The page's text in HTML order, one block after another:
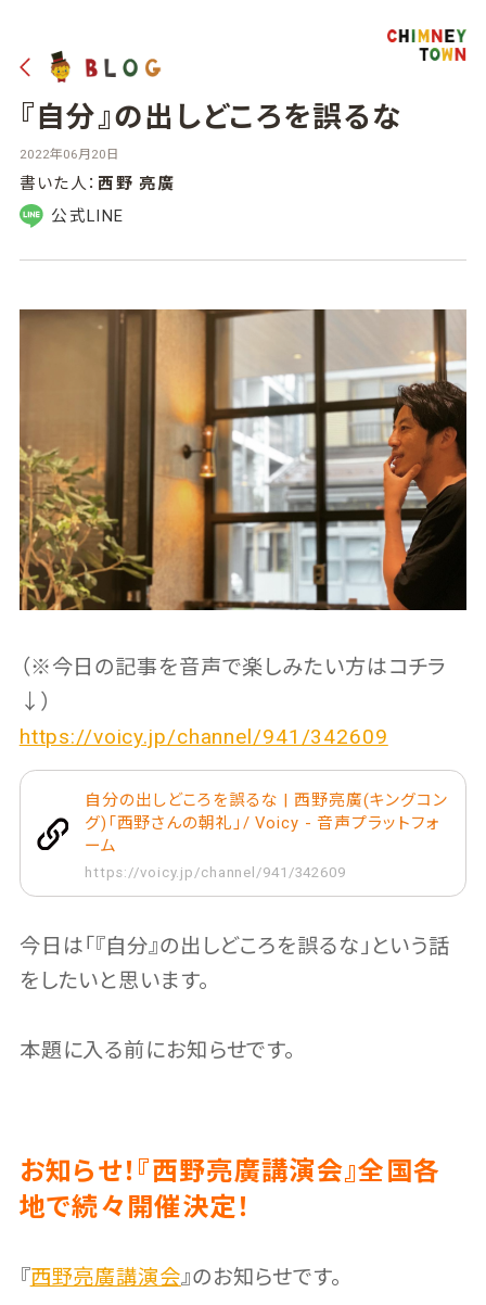
『自分』の出しどころを誤るな
2022年06月20日
書いた人： 西野 亮廣
公式LINE
（※今日の記事を音声で楽しみたい方はコチラ
↓）
https://voicy.jp/channel/941/342609
自分の出しどころを誤るな | 西野亮廣(キングコン
グ)「西野さんの朝礼」/ Voicy - 音声プラットフォ
ーム
https://voicy.jp/channel/941/342609
今日は「『自分』の出しどころを誤るな」という話
をしたいと思います。
本題に入る前にお知らせです。
お知らせ！『西野亮廣講演会』全国各
地で続々開催決定！
『西野亮廣講演会』のお知らせです。